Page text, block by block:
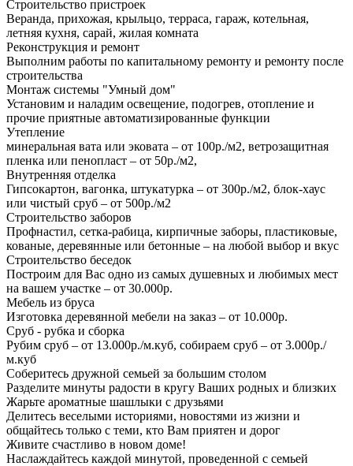
Строительство пристроек
Веранда, прихожая, крыльцо, терраса, гараж, котельная,
летняя кухня, сарай, жилая комната
Реконструкция и ремонт
Выполним работы по капитальному ремонту и ремонту после
строительства
Монтаж системы "Умный дом"
Установим и наладим освещение, подогрев, отопление и
прочие приятные автоматизированные функции
Утепление
минеральная вата или эковата – от 100р./м2, ветрозащитная
пленка или пенопласт – от 50р./м2,
Внутренняя отделка
Гипсокартон, вагонка, штукатурка – от 300р./м2, блок-хаус
или чистый сруб – от 500р./м2
Строительство заборов
Профнастил, сетка-рабица, кирпичные заборы, пластиковые,
кованые, деревянные или бетонные – на любой выбор и вкус
Строительство беседок
Построим для Вас одно из самых душевных и любимых мест
на вашем участке – от 30.000р.
Мебель из бруса
Изготовка деревянной мебели на заказ – от 10.000р.
Сруб - рубка и сборка
Рубим сруб – от 13.000р./м.куб, собираем сруб – от 3.000р./
м.куб
Соберитесь дружной семьей за большим столом
Разделите минуты радости в кругу Ваших родных и близких
Жарьте ароматные шашлыки с друзьями
Делитесь веселыми историями, новостями из жизни и
общайтесь только с теми, кто Вам приятен и дорог
Живите счастливо в новом доме!
Наслаждайтесь каждой минутой, проведенной с семьей